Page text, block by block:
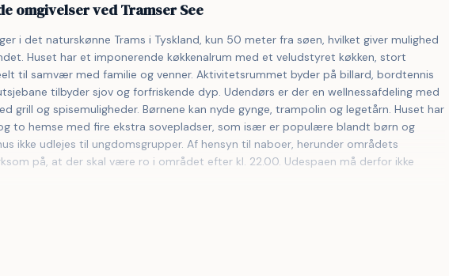
omgivelser ved Tramser See
i det naturskønne Trams i Tyskland, kun 50 meter fra søen, hvilket giver mulighed
Huset har et imponerende køkkenalrum med et veludstyret køkken, stort
til samvær med familie og venner. Aktivitetsrummet byder på billard, bordtennis
tilbyder sjov og forfriskende dyp. Udendørs er der en wellnessafdeling med
grill og spisemuligheder. Børnene kan nyde gynge, trampolin og legetårn. Huset har
to hemse med fire ekstra sovepladser, som især er populære blandt børn og
ikke udlejes til ungdomsgrupper. Af hensyn til naboer, herunder områdets
på, at der skal være ro i området efter kl. 22.00. Udespaen må derfor ikke